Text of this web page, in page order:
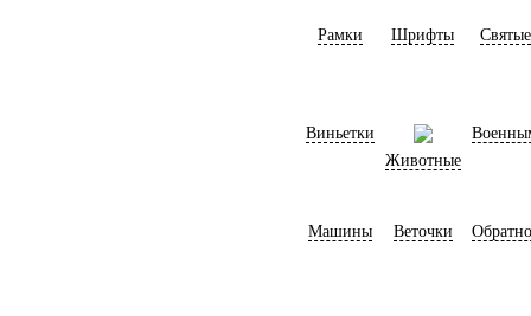
Рамки Шрифты Святые
Виньетки
Животные
Машины Веточки